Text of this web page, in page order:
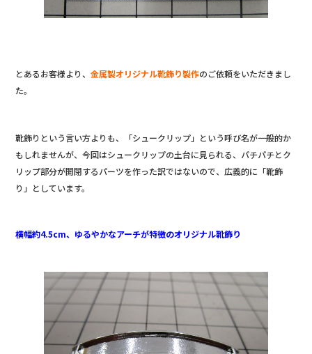
とあるお客様より、金属製オリジナル靴飾り製作のご依頼をいただきまし
た。
靴飾りという言い方よりも、「シュークリップ」という呼び名が一般的か
もしれませんが、今回はシュークリップの土台に見られる、パチパチとク
リップ部分が開閉するパーツを作った訳ではないので、広義的に「靴飾
り」としています。
横幅約4.5cm、ゆるやかなアーチが特徴のオリジナル靴飾り